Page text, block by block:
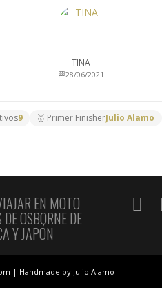
TINA
🏁28/06/2021
9 🥇 Primer FinisherJulio Alamo
EN MOTO
OSBORNE DE
Y JAPÓN
| Handmade by Julio Alamo